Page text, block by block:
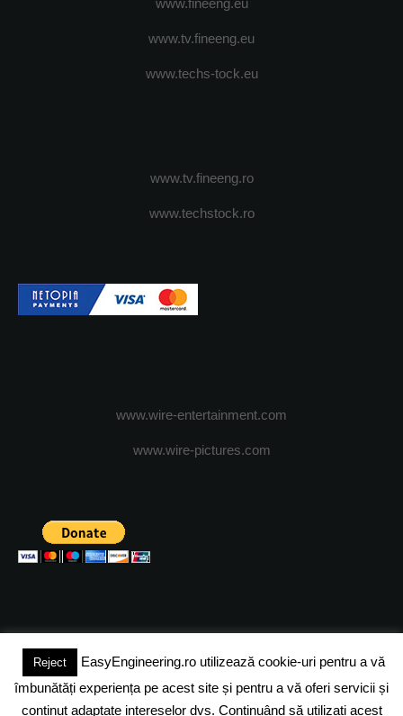
www.fineeng.eu
www.tv.fineeng.eu
www.techs-tock.eu
www.tv.fineeng.ro
www.techstock.ro
www.wire-entertainment.com
www.wire-pictures.com
(c) 2024 - FineEngineeringMagazine. All rights reserved.
DESPRE NOI ADVERTISING JOBS DESPRE COOKIES
Reject
EasyEngineering.ro utilizează cookie-uri pentru a vă
îmbunătăți experiența pe acest site și pentru a vă oferi servicii și
conținut adaptate intereselor dvs. Continuând să utilizați acest